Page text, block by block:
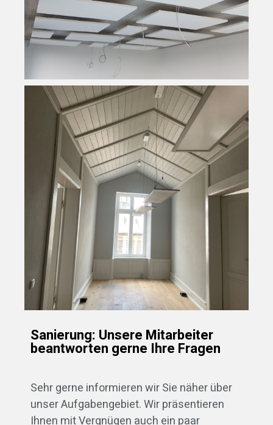
Sanierung: Unsere Mitarbeiter
beantworten gerne Ihre Fragen
Sehr gerne informieren wir Sie näher über
unser Aufgabengebiet. Wir präsentieren
Ihnen mit Vergnügen auch ein paar